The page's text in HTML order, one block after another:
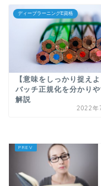
ディープラーニングE資格
【意味をしっかり捉えよ
バッチ正規化を分かりや
解説
2022年